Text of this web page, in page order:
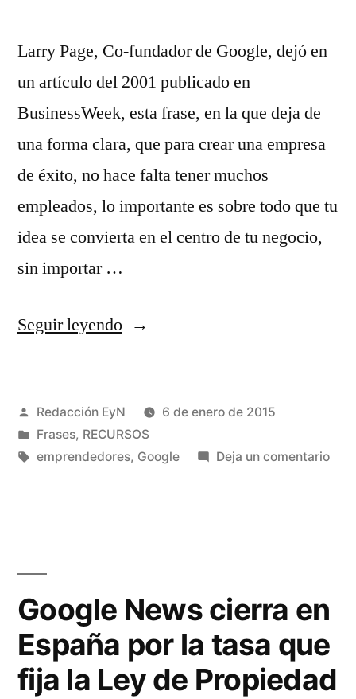
Larry Page, Co-fundador de Google, dejó en
un artículo del 2001 publicado en
BusinessWeek, esta frase, en la que deja de
una forma clara, que para crear una empresa
de éxito, no hace falta tener muchos
empleados, lo importante es sobre todo que tu
idea se convierta en el centro de tu negocio,
sin importar …
Seguir leyendo«Una
es
Publicado
por
Redacción EyN
6 de enero de 2015
Publicado
en
Frases, RECURSOS
Etiquetas:
emprendedores, Google Deja un comentarioen
Google News cierra en
España por la tasa que
fija la Ley de Propiedad